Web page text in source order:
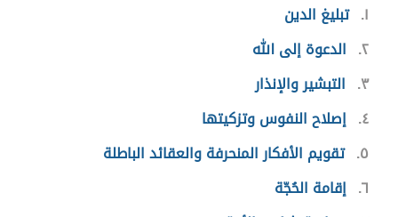
١ تبليغ الدين
٢ الدعوة إلى الله
٣
التبشير والإنذار
٤ إصلاح النفوس وتزكيتها
٥ تقويم الأفكار المنحرفة والعقائد الباطلة
٦ إقامة الحُجّة